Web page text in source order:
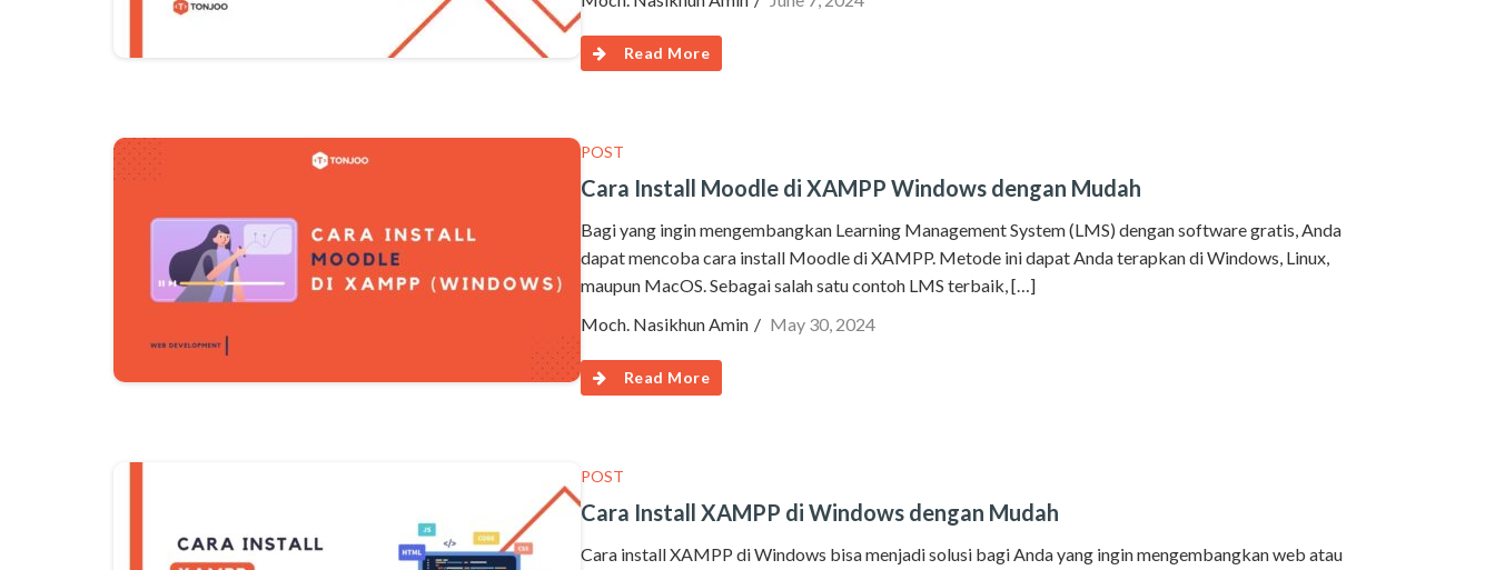
Read More
POST
Cara Install Moodle di XAMPP Windows dengan Mudah
Bagi yang ingin mengembangkan Learning Management System (LMS) dengan software gratis, Anda
dapat mencoba cara install Moodle di XAMPP. Metode ini dapat Anda terapkan di Windows, Linux,
maupun MacOS. Sebagai salah satu contoh LMS terbaik, […]
Moch. Nasikhun Amin
May 30, 2024
Read More
POST
Cara Install XAMPP di Windows dengan Mudah
Cara install XAMPP di Windows bisa menjadi solusi bagi Anda yang ingin mengembangkan web atau